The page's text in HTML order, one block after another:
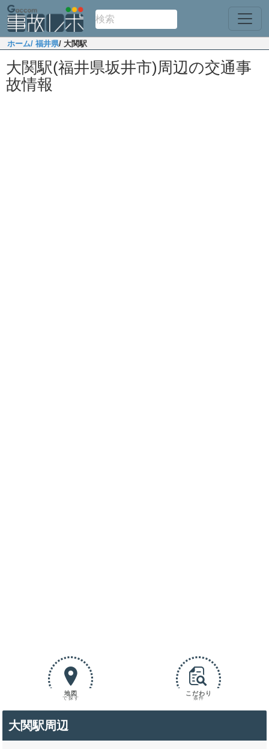
ホーム/ 福井県/ 大関駅
大関駅(福井県坂井市)周辺の交通事
故情報
地図
で探す
こだわり
条件
大関駅周辺